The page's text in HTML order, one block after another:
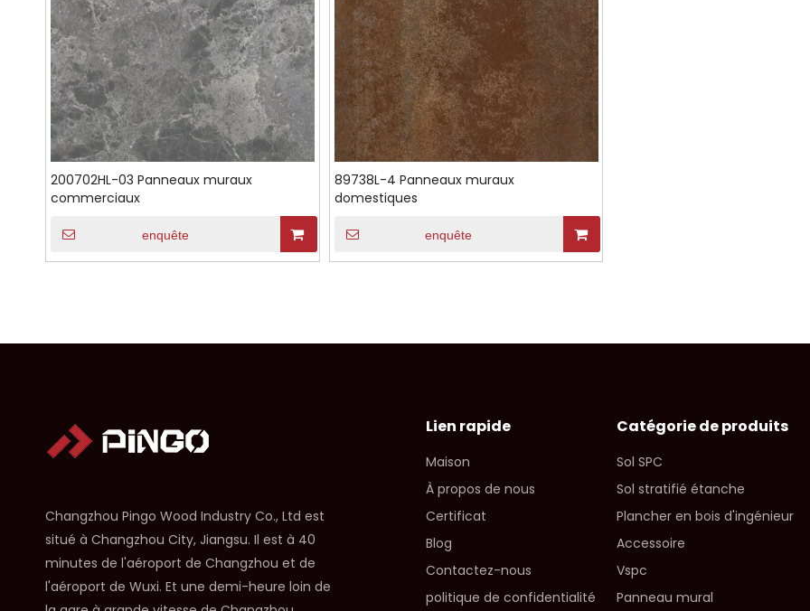
200702HL-03 Panneaux muraux
commerciaux
enquête
89738L-4 Panneaux muraux
domestiques
enquête
Changzhou Pingo Wood Industry Co., Ltd est
situé à Changzhou City, Jiangsu. Il est à 40
minutes de l'aéroport de Changzhou et de
l'aéroport de Wuxi. Et une demi-heure loin de
Lien rapide
Maison
À propos de nous
Certificat
Blog
Contactez-nous
politique de confidentialité
Catégorie de produits
Sol SPC
Sol stratifié étanche
Plancher en bois d'ingénieur
Accessoire
Vspc
Panneau mural